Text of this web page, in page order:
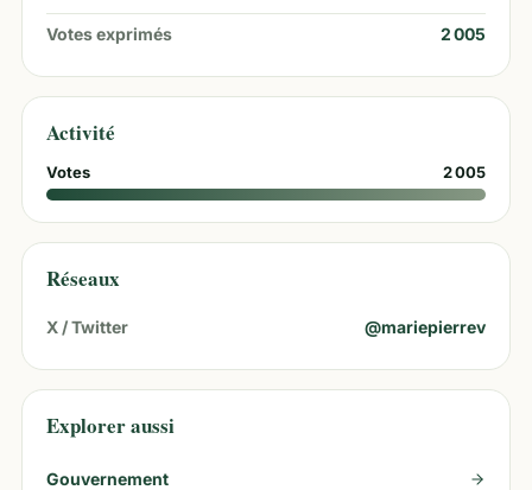
Votes exprimés 2 005
Activité
Votes 2 005
Réseaux
X / Twitter @mariepierrev
Explorer aussi
Gouvernement